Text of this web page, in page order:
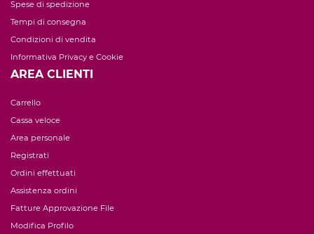
Spese di spedizione
Tempi di consegna
Condizioni di vendita
Informativa Privacy e Cookie
AREA CLIENTI
Carrello
Cassa veloce
Area personale
Registrati
Ordini effettuati
Assistenza ordini
Fatture Approvazione File
Modifica Profilo